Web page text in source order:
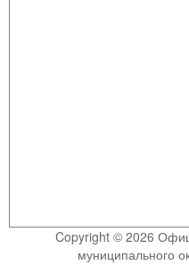
Copyright © 2026
муниципального